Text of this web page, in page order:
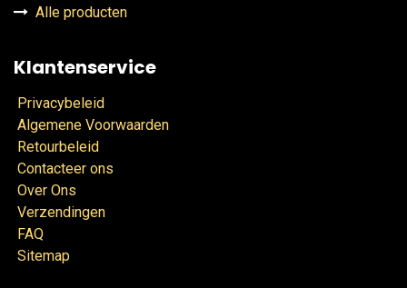
Alle producten
Klantenservice
Privacybeleid
Algemene Voorwaarden
Retourbeleid
Contacteer ons
Over Ons
Verzendingen
FAQ
Sitemap